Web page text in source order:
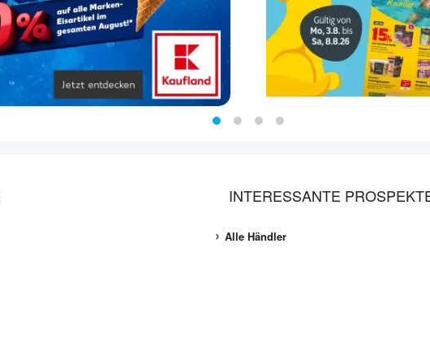
INTERESSANTE
Alle Händler